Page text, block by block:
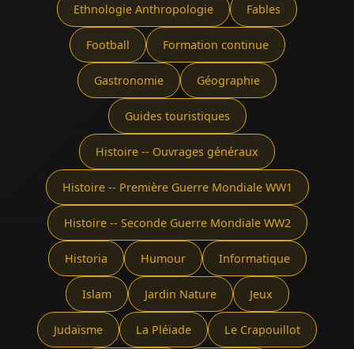
Ethnologie Anthropologie Fables
Football Formation continue
Gastronomie Géographie
Guides touristiques
Histoire -- Ouvrages généraux
Histoire -- Première Guerre Mondiale WW1
Histoire -- Seconde Guerre Mondiale WW2
Historia Humour Informatique
Islam Jardin Nature Jeux
Judaïsme La Pléïade Le Crapouillot